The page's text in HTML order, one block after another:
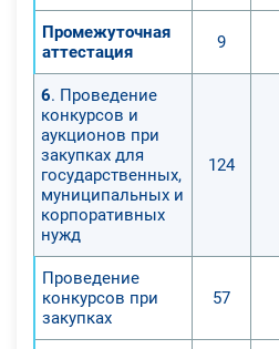
Промежуточная
аттестация
9
6. Проведение
конкурсов и
аукционов при
закупках для
государственных,
муниципальных и
корпоративных
нужд
124
Проведение
конкурсов при
закупках
57